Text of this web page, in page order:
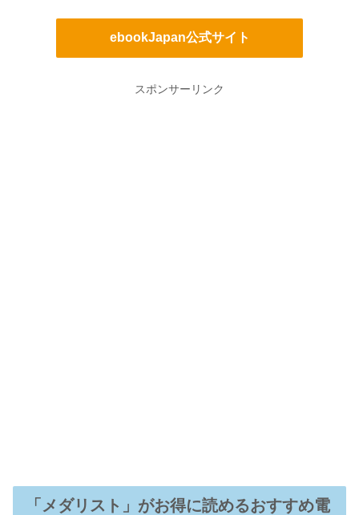
ebookJapan公式サイト
スポンサーリンク
「メダリスト」がお得に読めるおすすめ電